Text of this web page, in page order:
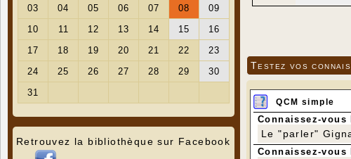
Retrouvez la bibliothèque sur Facebook
Testez vos
QCM simple
Connaissez-
Le "parler"
Connaissez-